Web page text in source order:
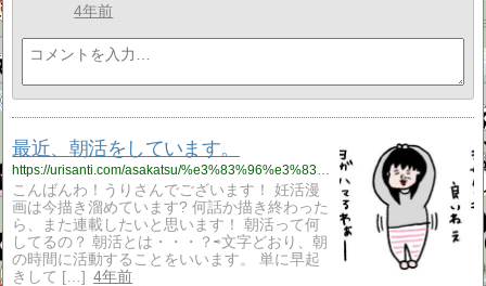
4年前
最近、朝活をしています。
https://urisanti.com/asakatsu/%e3%83%96%e3%83%ad%e3%82%b0/
こんばんわ！うりさんでございます！ 妊活漫
画は今描き溜めています? 何話か描き終わった
ら、また連載したいと思います！ 朝活って何
してるの？ 朝活とは・・・？⇨文字どおり、朝
の時間に活動することをいいます。 単に早起
きして […]
4年前